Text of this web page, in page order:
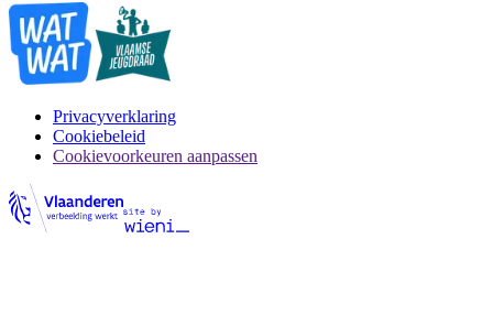
Privacyverklaring
Cookiebeleid
Cookievoorkeuren aanpassen